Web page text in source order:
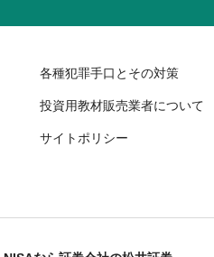
各種犯罪手口とその対策
投資用教材販売業者について
サイトポリシー